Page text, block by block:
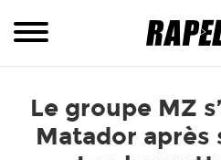
Le groupe MZ
Matador après